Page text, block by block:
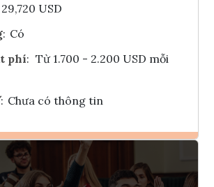
29,720 USD
: Có
phí: Từ 1.700 - 2.200 USD mỗi
: Chưa có thông tin
Ghi danh